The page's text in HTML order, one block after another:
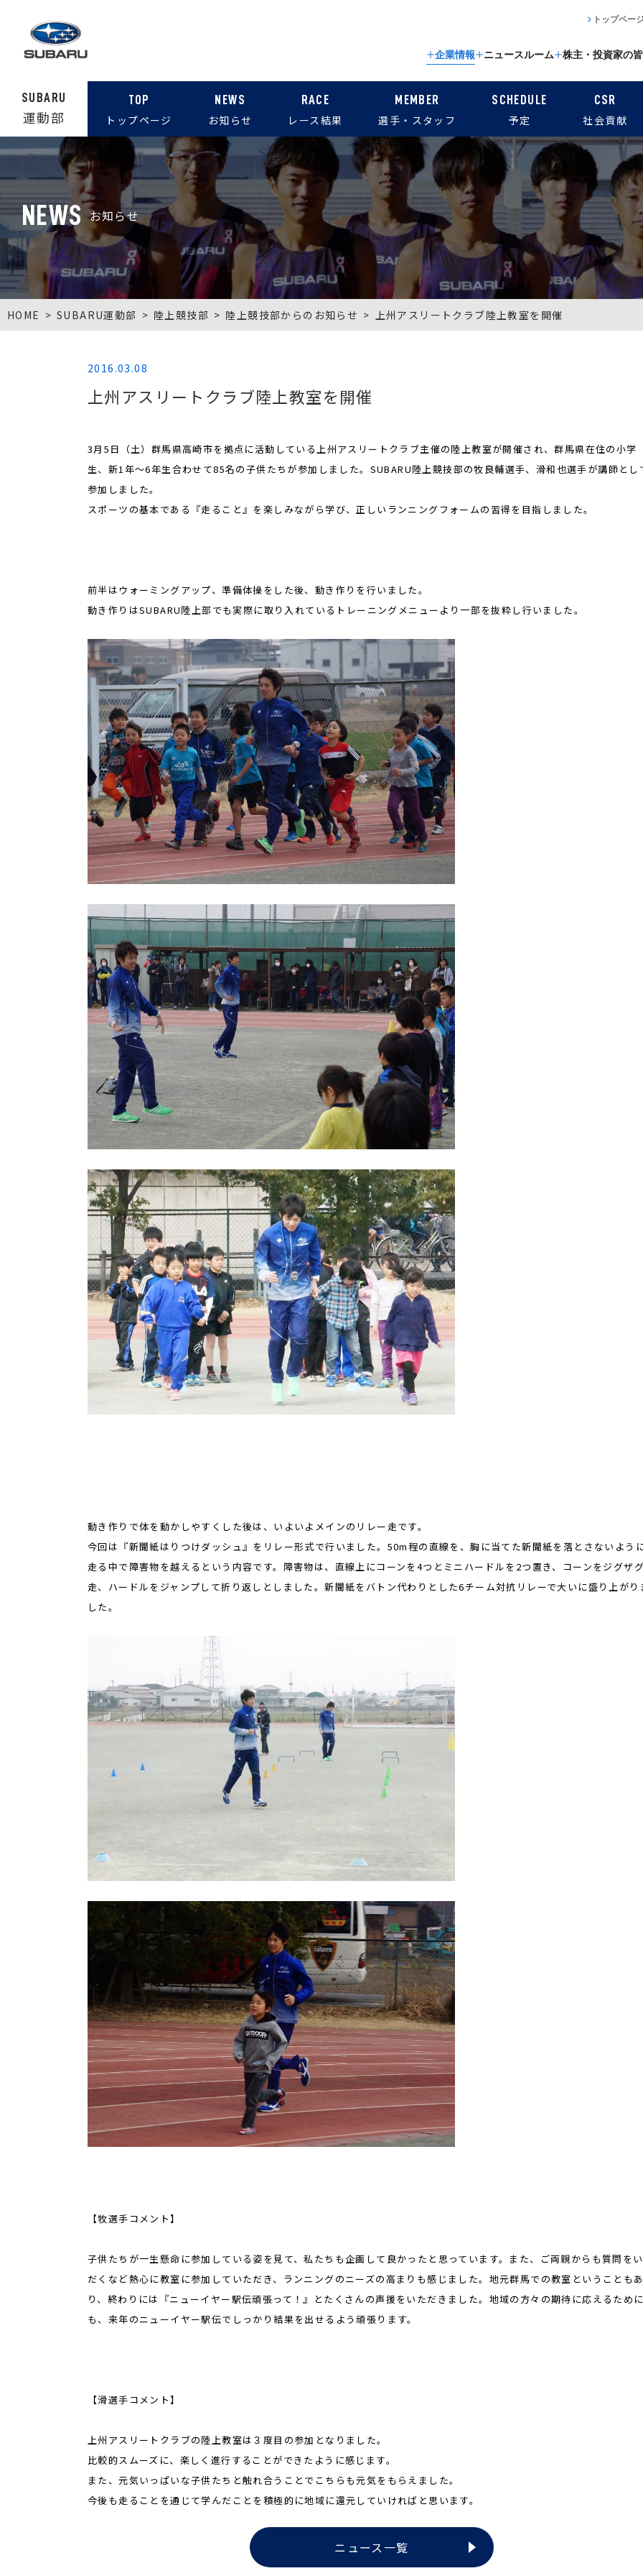
企業情報 ニュースルーム 株主・投資家の
トップペー
SUBARU
運動部
TOP
トップページ
NEWS
お知らせ
RACE
レース結果
MEMBER
選手・スタッフ
SCHEDULE
予定
CSR
社会貢献
NEWS お知らせ
HOME SUBARU運動部 陸上競技部 陸上競技部からのお知らせ 上州アスリートクラブ陸上教室を開催
2016.03.08
上州アスリートクラブ陸上教室を開催
3月5日（土）群馬県高崎市を拠点に活動している上州アスリートクラブ主催の陸上教室が開催され、群馬県在住の小学
生、新1年～6年生合わせて85名の子供たちが参加しました。SUBARU陸上競技部の牧良輔選手、滑和也選手が講師とし
参加しました。
スポーツの基本である『走ること』を楽しみながら学び、正しいランニングフォームの習得を目指しました。
前半はウォーミングアップ、準備体操をした後、動き作りを行いました。
動き作りはSUBARU陸上部でも実際に取り入れているトレーニングメニューより一部を抜粋し行いました。
動き作りで体を動かしやすくした後は、いよいよメインのリレー走です。
今回は『新聞紙はりつけダッシュ』をリレー形式で行いました。50m程の直線を、胸に当てた新聞紙を落とさないよう
走る中で障害物を越えるという内容です。障害物は、直線上にコーンを4つとミニハードルを2つ置き、コーンをジグザグ
走、ハードルをジャンプして折り返しとしました。新聞紙をバトン代わりとした6チーム対抗リレーで大いに盛り上がり
した。
【牧選手コメント】
子供たちが一生懸命に参加している姿を見て、私たちも企画して良かったと思っています。また、ご両親からも質問を
だくなど熱心に教室に参加していただき、ランニングのニーズの高まりも感じました。地元群馬での教室ということもあ
り、終わりには『ニューイヤー駅伝頑張って！』とたくさんの声援をいただきました。地域の方々の期待に応えるために
も、来年のニューイヤー駅伝でしっかり結果を出せるよう頑張ります。
【滑選手コメント】
上州アスリートクラブの陸上教室は３度目の参加となりました。
比較的スムーズに、楽しく進行することができたように感じます。
また、元気いっぱいな子供たちと触れ合うことでこちらも元気をもらえました。
今後も走ることを通じて学んだことを積極的に地域に還元していければと思います。
ニュース一覧